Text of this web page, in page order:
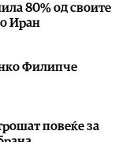
80% од своите
Иран
Филипче
повеќе за